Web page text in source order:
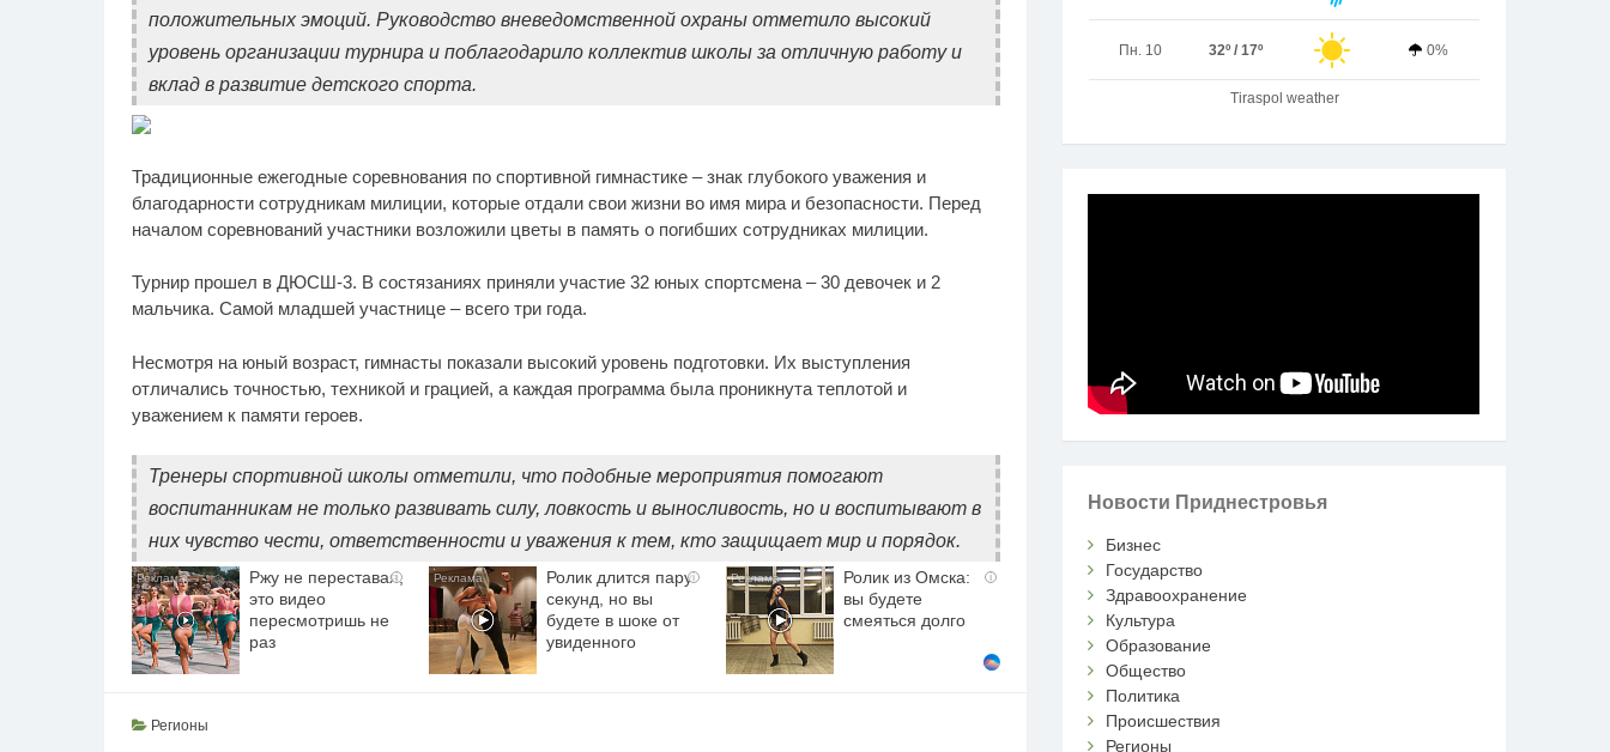
положительных эмоций. Руководство вневедомственной охраны отметило высокий
уровень организации турнира и поблагодарило коллектив школы за отличную работу и
вклад в развитие детского спорта.
Традиционные ежегодные соревнования по спортивной гимнастике – знак глубокого уважения и
благодарности сотрудникам милиции, которые отдали свои жизни во имя мира и безопасности. Перед
началом соревнований участники возложили цветы в память о погибших сотрудниках милиции.
Турнир прошел в ДЮСШ-3. В состязаниях приняли участие 32 юных спортсмена – 30 девочек и 2
мальчика. Самой младшей участнице – всего три года.
Несмотря на юный возраст, гимнасты показали высокий уровень подготовки. Их выступления
отличались точностью, техникой и грацией, а каждая программа была проникнута теплотой и
уважением к памяти героев.
Тренеры спортивной школы отметили, что подобные мероприятия помогают
воспитанникам не только развивать силу, ловкость и выносливость, но и воспитывают в
них чувство чести, ответственности и уважения к тем, кто защищает мир и порядок.
i
Ржу не переставая,
это видео
пересмотришь не
раз
i
Ролик длится пару
секунд, но вы
будете в шоке от
увиденного
i
Ролик из Омска:
вы будете
смеяться долго
Регионы
Пн. 10 32º / 17º 0%
Tiraspol weather
Новости Приднестровья
Бизнес
Государство
Здравоохранение
Культура
Образование
Общество
Политика
Происшествия
Регионы